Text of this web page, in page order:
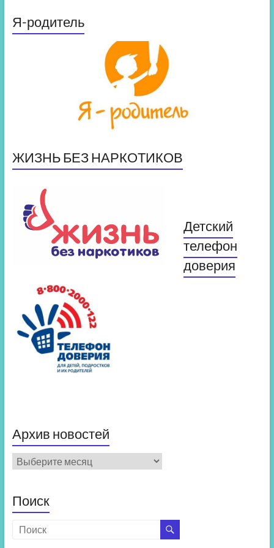
Я-родитель
ЖИЗНЬ БЕЗ НАРКОТИКОВ
Детский
телефон
доверия
Архив новостей
Архив
новостей
Поиск